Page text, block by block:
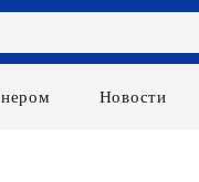
Новости